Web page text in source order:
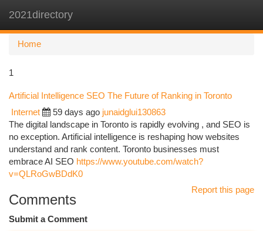
2021directory
Home
1
Artificial Intelligence SEO The Future of Ranking in Toronto
Internet 59 days ago junaidglui130863
The digital landscape in Toronto is rapidly evolving , and SEO is
no exception. Artificial intelligence is reshaping how websites
understand and rank content. Toronto businesses must
embrace AI SEO https://www.youtube.com/watch?
v=QLRoGwBDdK0
Report this page
Comments
Submit a Comment